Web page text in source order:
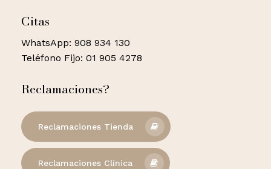
Citas
WhatsApp: 908 934 130
Teléfono Fijo: 01 905 4278
Reclamaciones?
Reclamaciones Tienda
Reclamaciones Clínica